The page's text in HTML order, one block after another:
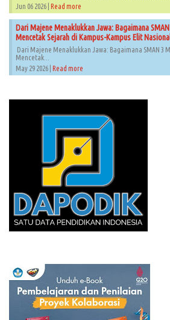
Jun 06 2026 | Read more
Dari Majene Menaklukkan Jawa: Bagaimana
Mencetak Sejarah di Kampus-Kampus Elit
Dari Majene Menaklukkan Jawa: Bagaimana SMAN 3
Mencetak...
May 29 2026 | Read more